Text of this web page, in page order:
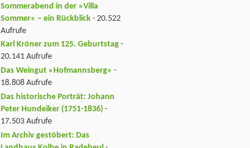
Sommerabend in der »Villa
Sommer« – ein Rückblick - 20.522
Aufrufe
Karl Kröner zum 125. Geburtstag -
20.141 Aufrufe
Das Weingut »Hofmannsberg« -
18.808 Aufrufe
Das historische Porträt: Johann
Peter Hundeiker (1751-1836) -
17.503 Aufrufe
Im Archiv gestöbert: Das